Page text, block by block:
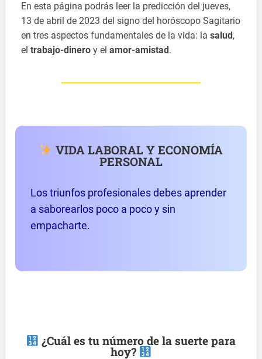
En esta página podrás leer la predicción del jueves,
13 de abril de 2023 del signo del horóscopo Sagitario
en tres aspectos fundamentales de la vida: lasalud ,
eltrabajo-dinero y elamor-amistad .
VIDA LABORAL Y ECONOMÍA
PERSONAL
Los triunfos profesionales debes aprender
a saborearlos poco a poco y sin
empacharte.
¿Cuál es tu número de la suerte para
hoy?